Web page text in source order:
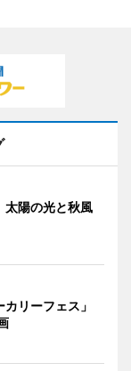
陽の光と秋風
リーフェス」